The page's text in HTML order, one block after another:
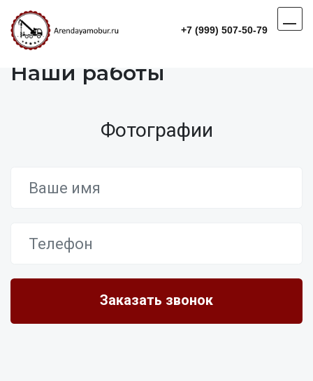
+7 (999) 507-50-79
Наши работы
Фотографии